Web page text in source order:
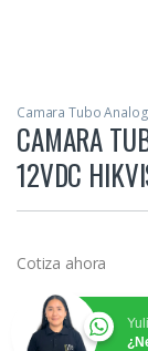
Camara Tubo
CAMARA
12VDC
Cotiza ahora